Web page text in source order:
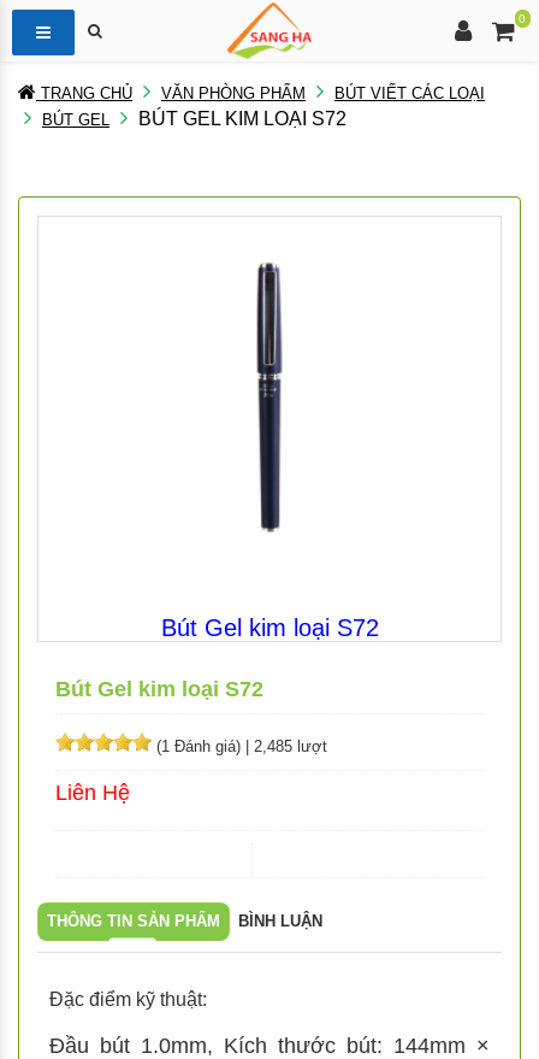
0
TRANG CHỦ VĂN PHÒNG PHẨM
BÚT VIẾT CÁC LOẠI
BÚT GEL
BÚT GEL KIM LOẠI S72
Bút Gel kim loại S72
Bút Gel kim loại S72
(1 Đánh giá) 2,485 lượt
Liên Hệ
THÔNG TIN SẢN PHẨM BÌNH LUẬN
Đặc điểm kỹ thuật:
Đầu bút 1.0mm, Kích thước bút: 144mm ×